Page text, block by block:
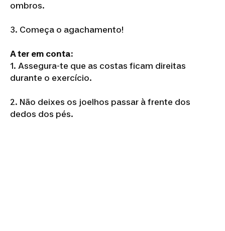
ombros.
3. Começa o agachamento!
A ter em conta:
1. Assegura-te que as costas ficam direitas
durante o exercício.
2. Não deixes os joelhos passar à frente dos
dedos dos pés.